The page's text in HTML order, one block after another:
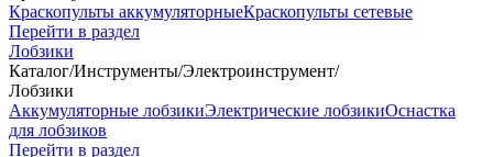
Краскопульты аккумуляторныеКраскопульты сетевые
Перейти в раздел
Лобзики
Каталог/Инструменты/Электроинструмент/
Лобзики
Аккумуляторные лобзикиЭлектрические лобзикиОснастка
для лобзиков
Перейти в раздел